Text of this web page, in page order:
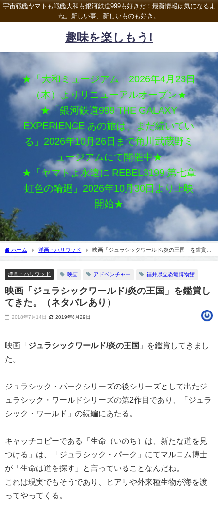
宇宙戦艦ヤマトも戦艦大和も銀河鉄道999も好きだ！最新情報は気になるよ
ね。新しい事、新しいものも好き。
趣味を楽しもう!
★「大和ミュージアム」2026年4月23日
（木）よりリニューアルオープン★
★「銀河鉄道999 THE GALAXY
EXPERIENCE あの旅は、まだ続いてい
る」2026年10月26日まで角川武蔵野ミ
ュージアムにて開催中★
★「ヤマトよ永遠に REBEL3199 第七章
虹色の輪廻」2026年10月30日より上映
開始★
ホーム 洋画・ハリウッド
映画「ジュラシックワールド/炎の王国」を鑑賞し
洋画・ハリウッド 映画 アドベンチャー 福井県立恐竜博物館
映画「ジュラシックワールド/炎の王国」を鑑賞し
てきた。（ネタバレあり）
2018年7月14日 2019年8月29日
映画「 ジュラシックワールド/炎の王国 」を鑑賞してきまし
た。
ジュラシック・パークシリーズの後シリーズとして出たジ
ュラシック・ワールドシリーズの第2作目であり、「ジュラ
シック・ワールド」の続編にあたる。
キャッチコピーである「生命（いのち）は、新たな道を見
つける」は、「ジュラシック・パーク」にてマルコム博士
が「生命は道を探す」と言っていることなんだね。
これは現実でもそうであり、ヒアリや外来種生物が海を渡
ってやってくる。